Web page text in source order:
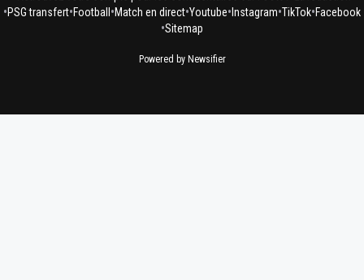
•PSG transfert•Football •Match en direct•Youtube• Instagram•TikTok•Facebook
•Sitemap
Powered by Newsifier